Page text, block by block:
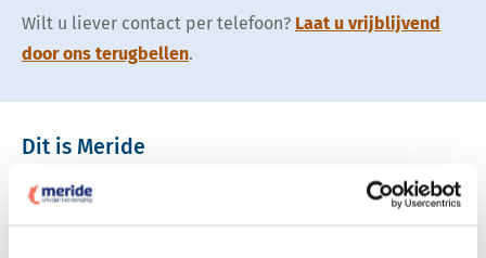
Wilt u liever contact per telefoon? Laat u vrijblijvend
door ons terugbellen.
Dit is Meride
Eén vaste uitvaartverzorger vanaf 1e contact